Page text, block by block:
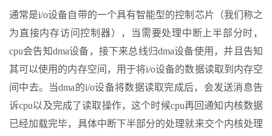
通常是i/o设备自带的一个具有智能型的控制芯片（我们称之
为直接内存访问控制器），当需要处理中断上半部分时，
cpu会告知dma设备，接下来总线归dma设备使用，并且告知
其可以使用的内存空间，用于将i/o设备的数据读取到内存空
间中去。当dma的i/o设备将数据读取完成后，会发送消息告
诉cpu以及完成了读取操作，这个时候cpu再回通知内核数据
已经加载完毕，具体中断下半部分的处理就来交个内核处理